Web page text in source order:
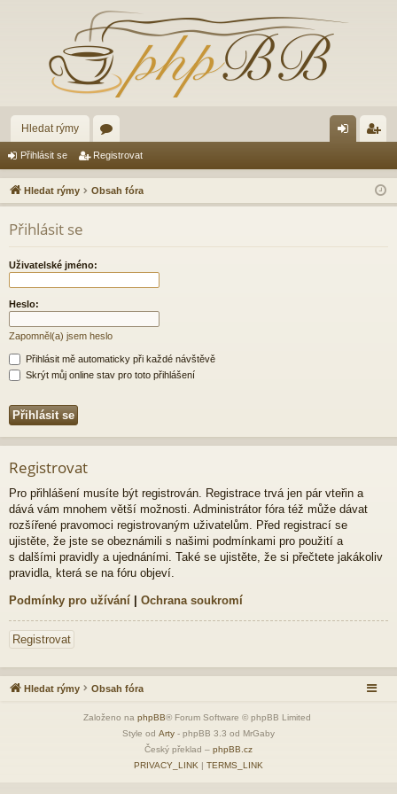
Hledat rýmy
ór
a lá
sit
ist
ro
Přihlásit se Registrovat
Hledat rýmy Obsah fóra
Přihlásit se
Uživatelské jméno:
Heslo:
Zapomněl(a) jsem heslo
Přihlásit mě automaticky při každé návštěvě
Skrýt můj online stav pro toto přihlášení
Registrovat
Pro přihlášení musíte být registrován. Registrace trvá jen pár vteřin a
dává vám mnohem větší možnosti. Administrátor fóra též může dávat
rozšířené pravomoci registrovaným uživatelům. Před registrací se
ujistěte, že jste se obeznámili s našimi podmínkami pro použití a
s dalšími pravidly a ujednáními. Také se ujistěte, že si přečtete jakákoliv
pravidla, která se na fóru objeví.
Podmínky pro užívání | Ochrana soukromí
Registrovat
Hledat rýmy Obsah fóra
Založeno na phpBB® Forum Software © phpBB Limited
Style od Arty - phpBB 3.3 od MrGaby
Český překlad – phpBB.cz
PRIVACY_LINK | TERMS_LINK